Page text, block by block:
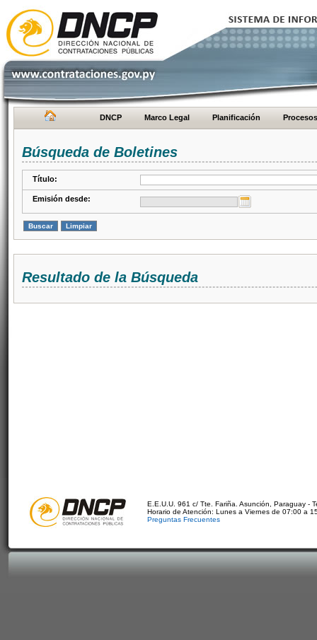
DNCP Marco Legal Planificación Procesos
Búsqueda de Boletines
Título:
Emisión desde:
Resultado de la Búsqueda
E.E.U.U. 961 c/ Tte. Fariña. Asunción, Paraguay -
Horario de Atención: Lunes a Viernes de 07:00 a
Preguntas Frecuentes